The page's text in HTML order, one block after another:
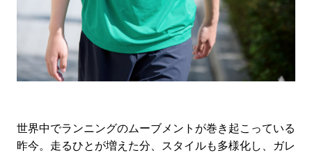
世界中でランニングのムーブメントが巻き起こっている
昨今。走るひとが増えた分、スタイルも多様化し、ガレ